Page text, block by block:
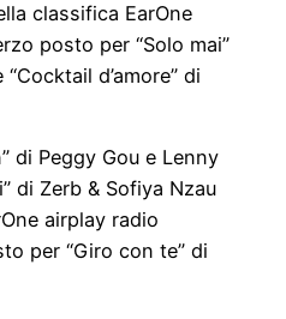
classifica EarOne
posto per “Solo mai”
d’amore” di
di Peggy Gou e Lenny
di Zerb & Sofiya Nzau
airplay radio
per “Giro con te” di